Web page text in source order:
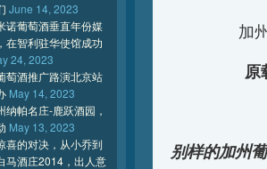
加
原
别样的加州
June 14, 2023
诺葡萄酒垂直年份媒
在智利驻华使馆成功
24, 2023
萄酒推广路演北京站
May 14, 2023
纳帕名庄-鹿跃酒园，
May 13, 2023
喜的对决，从小乔到
马酒庄2014，出人意